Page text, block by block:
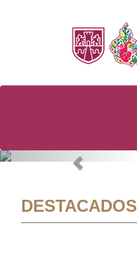
Previous
DESTACADOS